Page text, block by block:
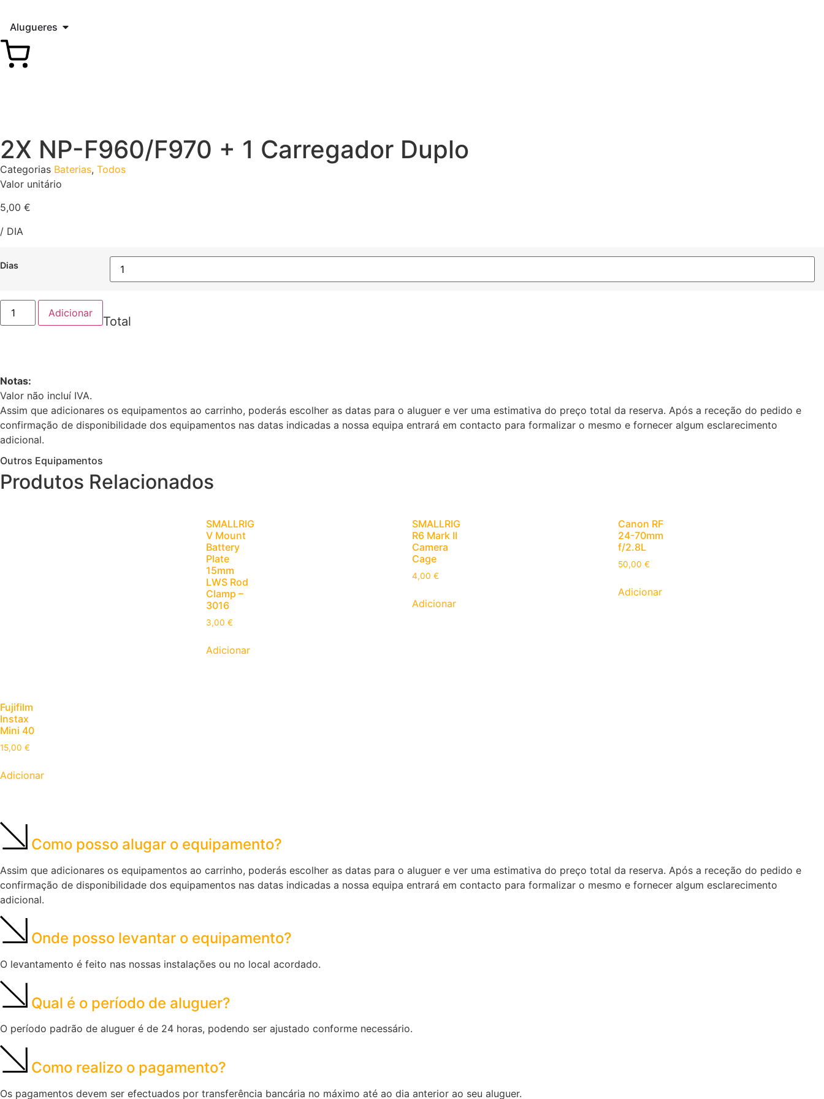
Alugueres
2X NP-F960/F970 + 1 Carregador Duplo
Categorias Baterias, Todos
Valor unitário
5,00 €
/ DIA
Dias
Adicionar
Total
Notas:
Valor não incluí IVA.
Assim que adicionares os equipamentos ao carrinho, poderás escolher as datas para o aluguer e ver uma estimativa do preço total da reserva. Após a receção do pedido e
confirmação de disponibilidade dos equipamentos nas datas indicadas a nossa equipa entrará em contacto para formalizar o mesmo e fornecer algum esclarecimento
adicional.
Outros Equipamentos
Produtos Relacionados
SMALLRIG
V Mount
Battery
Plate
15mm
LWS Rod
Clamp –
3016
3,00 €
Adicionar
SMALLRIG
R6 Mark II
Camera
Cage
4,00 €
Adicionar
Canon RF
24-70mm
f/2.8L
50,00 €
Adicionar
Fujifilm
Instax
Mini 40
15,00 €
Adicionar
Como posso alugar o equipamento?
Assim que adicionares os equipamentos ao carrinho, poderás escolher as datas para o aluguer e ver uma estimativa do preço total da reserva. Após a receção do pedido e
confirmação de disponibilidade dos equipamentos nas datas indicadas a nossa equipa entrará em contacto para formalizar o mesmo e fornecer algum esclarecimento
adicional.
Onde posso levantar o equipamento?
O levantamento é feito nas nossas instalações ou no local acordado.
Qual é o período de aluguer?
O período padrão de aluguer é de 24 horas, podendo ser ajustado conforme necessário.
Como realizo o pagamento?
Os pagamentos devem ser efectuados por transferência bancária no máximo até ao dia anterior ao seu aluguer.